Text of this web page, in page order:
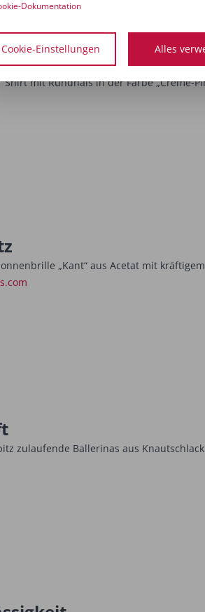
mit Rundhals in der Farbe „Creme-
„Kant“ aus Acetat mit
zulaufende Ballerinas aus
Dokumentation
Cookie-Einstellungen Alles